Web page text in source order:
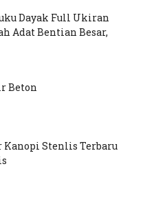
Dayak Full Ukiran
Adat Bentian Besar,
Beton
Kanopi Stenlis Terbaru